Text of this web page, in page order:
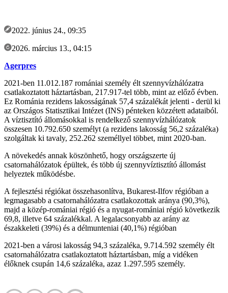
2022. június 24., 09:35
2026. március 13., 04:15
Agerpres
2021-ben 11.012.187 romániai személy élt szennyvízhálózatra
csatlakoztatott háztartásban, 217.917-tel több, mint az előző évben.
Ez Románia rezidens lakosságának 57,4 százalékát jelenti - derül ki
az Országos Statisztikai Intézet (INS) pénteken közzétett adataiból.
A víztisztító állomásokkal is rendelkező szennyvízhálózatok
összesen 10.792.650 személyt (a rezidens lakosság 56,2 százaléka)
szolgáltak ki tavaly, 252.262 személlyel többet, mint 2020-ban.
A növekedés annak köszönhető, hogy országszerte új
csatornahálózatok épültek, és több új szennyvíztisztító állomást
helyeztek működésbe.
A fejlesztési régiókat összehasonlítva, Bukarest-Ilfov régióban a
legmagasabb a csatornahálózatra csatlakozottak aránya (90,3%),
majd a közép-romániai régió és a nyugat-romániai régió következik
69,8, illetve 64 százalékkal. A legalacsonyabb az arány az
északkeleti (39%) és a délmunteniai (40,1%) régióban
2021-ben a városi lakosság 94,3 százaléka, 9.714.592 személy élt
csatornahálózatra csatlakoztatott háztartásban, míg a vidéken
élőknek csupán 14,6 százaléka, azaz 1.297.595 személy.